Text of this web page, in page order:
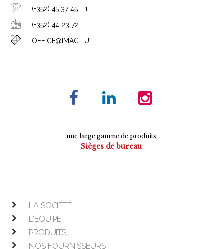
(+352) 45 37 45 - 1
(+352) 44 23 72
OFFICE@IMAC.LU
une large gamme de produits
Sièges de bureau
LA SOCIÉTÉ
L'ÉQUIPE
PRODUITS
NOS FOURNISSEURS